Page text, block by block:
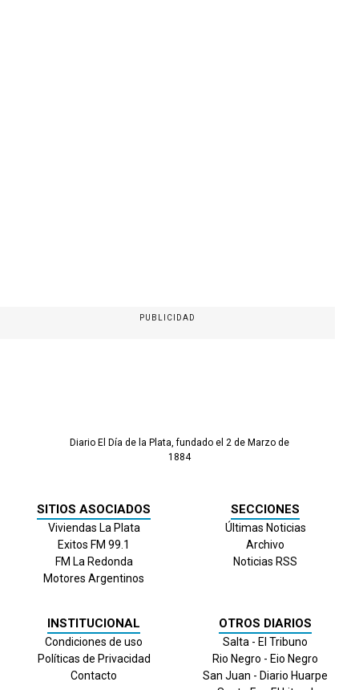
PUBLICIDAD
Diario El Día de la Plata, fundado el 2 de Marzo de
1884
SITIOS ASOCIADOS
Viviendas La Plata
Exitos FM 99.1
FM La Redonda
Motores Argentinos
SECCIONES
Últimas Noticias
Archivo
Noticias RSS
INSTITUCIONAL
Condiciones de uso
Políticas de Privacidad
Contacto
OTROS DIARIOS
Salta - El Tribuno
Rio Negro - Eio Negro
San Juan - Diario Huarpe